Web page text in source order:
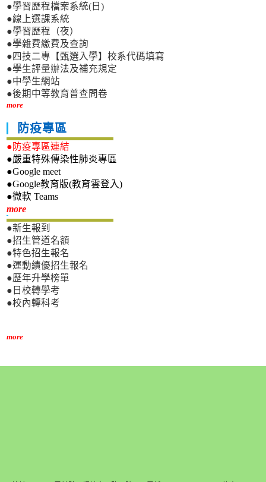
●學習歷程檔案系統(日)
●線上選課系統
●學習歷程（夜）
●學雜費繳費及查詢
●四技二專【甄選入學】校系代碼填寫
●學生評量辦法及補充規定
●中學生網站
●後期中等教育普查問卷
more
防疫專區
●防疫專區連結
●嚴重特殊傳染性肺炎專區
●Google meet
●Google教育版(教育雲登入)
●微軟 Teams
more新生專區
●新生報到
●招生管道名額
●特色招生報名
●運動績優招生報名
●歷年升學榜單
●日校轉學考
●校內轉科考
more